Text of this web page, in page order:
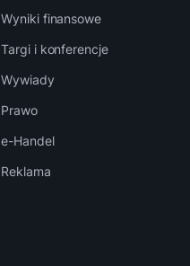
Wyniki finansowe
Targi i konferencje
Wywiady
Prawo
e-Handel
Reklama